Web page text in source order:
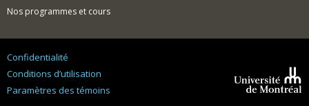
Nos programmes et cours
Confidentialité
Conditions d’utilisation
Paramètres des témoins